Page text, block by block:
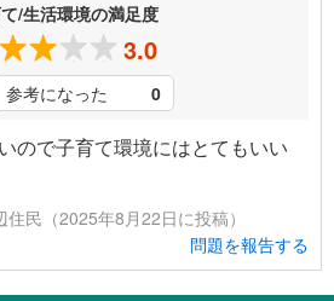
/生活環境の満足度
3.0
参考になった 0
ので子育て環境にはとてもいい
民（2025年8月22日に投稿）
問題を報告する